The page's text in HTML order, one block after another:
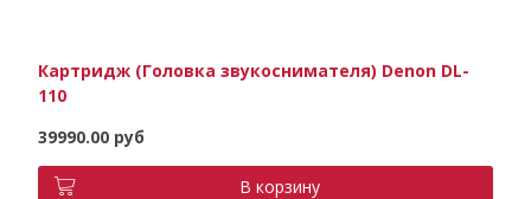
Картридж (Головка звукоснимателя) Denon DL-
110
39990.00 руб
В корзину